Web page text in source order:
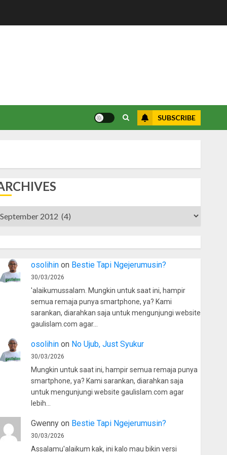
SUBSCRIBE
osolihinon Bestie Tapi Ngejerumusin?
30/03/2026
'alaikumussalam. Mungkin untuk saat ini, hampir
semua remaja punya smartphone, ya? Kami
sarankan, diarahkan saja untuk mengunjungi website
gaulislam.com agar…
osolihinon No Ujub, Just Syukur
30/03/2026
Mungkin untuk saat ini, hampir semua remaja punya
smartphone, ya? Kami sarankan, diarahkan saja
untuk mengunjungi website gaulislam.com agar
lebih…
Gwennyon Bestie Tapi Ngejerumusin?
30/03/2026
Assalamu'alaikum kak, ini kalo mau bikin versi